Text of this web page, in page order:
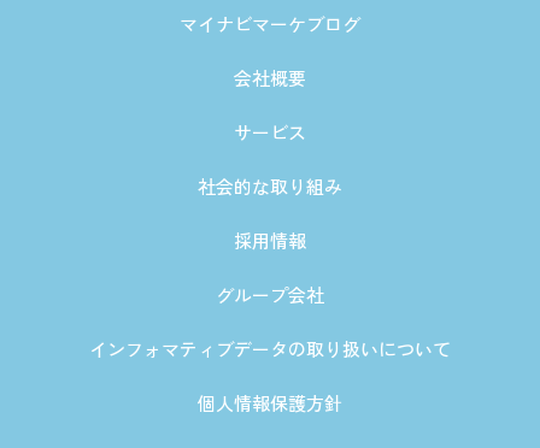
マイナビマーケブログ
会社概要
サービス
社会的な取り組み
採用情報
グループ会社
インフォマティブデータの取り扱いについて
個人情報保護方針